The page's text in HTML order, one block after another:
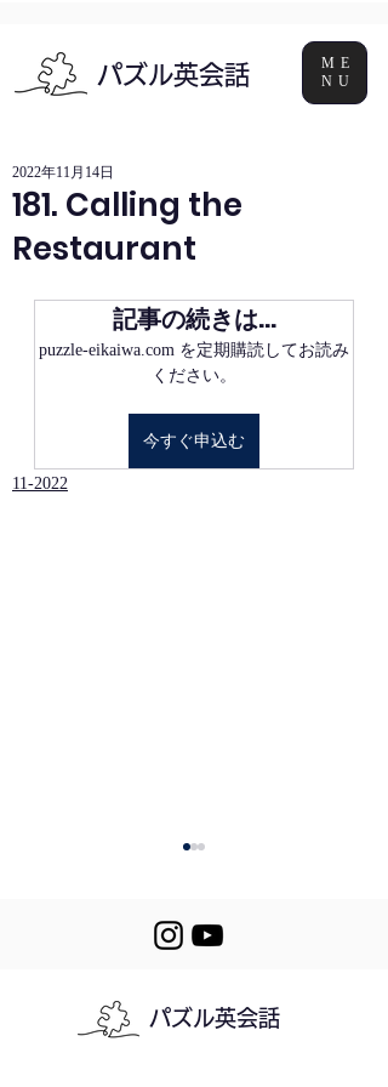
パズル英会話
ME
NU
181. Calling the
Restaurant
2022年11月14日
記事の続きは…
puzzle-eikaiwa.com を定期購読してお読み
ください。
今すぐ申込む
11-2022
189. Helping Out
パズル英会話